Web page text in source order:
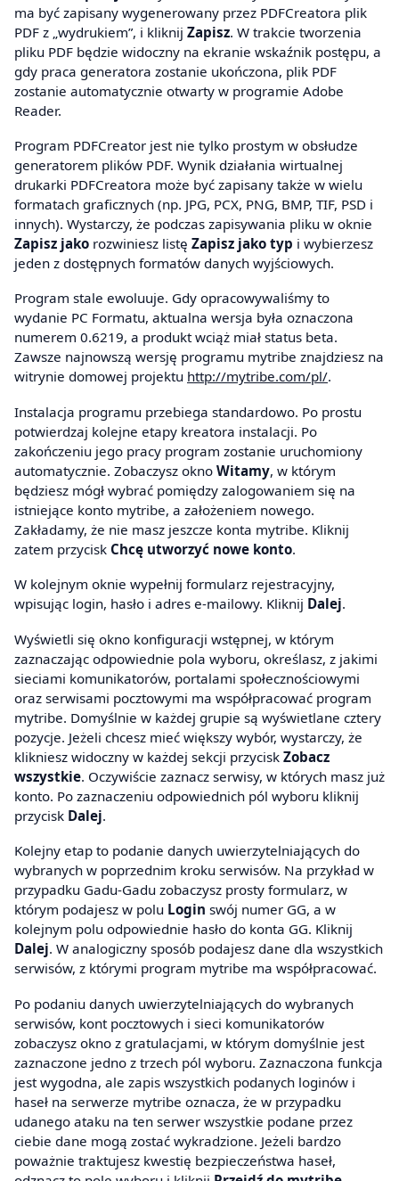
ma być zapisany wygenerowany przez PDFCreatora plik
PDF z „wydrukiem”, i kliknij Zapisz. W trakcie tworzenia
pliku PDF będzie widoczny na ekranie wskaźnik postępu, a
gdy praca generatora zostanie ukończona, plik PDF
zostanie automatycznie otwarty w programie Adobe
Reader.
Program PDFCreator jest nie tylko prostym w obsłudze
generatorem plików PDF. Wynik działania wirtualnej
drukarki PDFCreatora może być zapisany także w wielu
formatach graficznych (np. JPG, PCX, PNG, BMP, TIF, PSD i
innych). Wystarczy, że podczas zapisywania pliku w oknie
Zapisz jako rozwiniesz listę Zapisz jako typ i wybierzesz
jeden z dostępnych formatów danych wyjściowych.
Program stale ewoluuje. Gdy opracowywaliśmy to
wydanie PC Formatu, aktualna wersja była oznaczona
numerem 0.6219, a produkt wciąż miał status beta.
Zawsze najnowszą wersję programu mytribe znajdziesz na
witrynie domowej projektu http://mytribe.com/pl/.
Instalacja programu przebiega standardowo. Po prostu
potwierdzaj kolejne etapy kreatora instalacji. Po
zakończeniu jego pracy program zostanie uruchomiony
automatycznie. Zobaczysz okno Witamy, w którym
będziesz mógł wybrać pomiędzy zalogowaniem się na
istniejące konto mytribe, a założeniem nowego.
Zakładamy, że nie masz jeszcze konta mytribe. Kliknij
zatem przycisk Chcę utworzyć nowe konto.
W kolejnym oknie wypełnij formularz rejestracyjny,
wpisując login, hasło i adres e-mailowy. Kliknij Dalej.
Wyświetli się okno konfiguracji wstępnej, w którym
zaznaczając odpowiednie pola wyboru, określasz, z jakimi
sieciami komunikatorów, portalami społecznościowymi
oraz serwisami pocztowymi ma współpracować program
mytribe. Domyślnie w każdej grupie są wyświetlane cztery
pozycje. Jeżeli chcesz mieć większy wybór, wystarczy, że
klikniesz widoczny w każdej sekcji przycisk Zobacz
wszystkie. Oczywiście zaznacz serwisy, w których masz już
konto. Po zaznaczeniu odpowiednich pól wyboru kliknij
przycisk Dalej.
Kolejny etap to podanie danych uwierzytelniających do
wybranych w poprzednim kroku serwisów. Na przykład w
przypadku Gadu-Gadu zobaczysz prosty formularz, w
którym podajesz w polu Login swój numer GG, a w
kolejnym polu odpowiednie hasło do konta GG. Kliknij
Dalej. W analogiczny sposób podajesz dane dla wszystkich
serwisów, z którymi program mytribe ma współpracować.
Po podaniu danych uwierzytelniających do wybranych
serwisów, kont pocztowych i sieci komunikatorów
zobaczysz okno z gratulacjami, w którym domyślnie jest
zaznaczone jedno z trzech pól wyboru. Zaznaczona funkcja
jest wygodna, ale zapis wszystkich podanych loginów i
haseł na serwerze mytribe oznacza, że w przypadku
udanego ataku na ten serwer wszystkie podane przez
ciebie dane mogą zostać wykradzione. Jeżeli bardzo
poważnie traktujesz kwestię bezpieczeństwa haseł,